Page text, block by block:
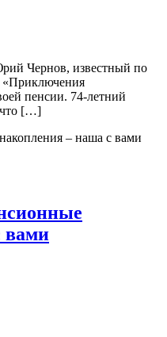
Чернов, известный по
пенсии. 74-летний
что […]
вами